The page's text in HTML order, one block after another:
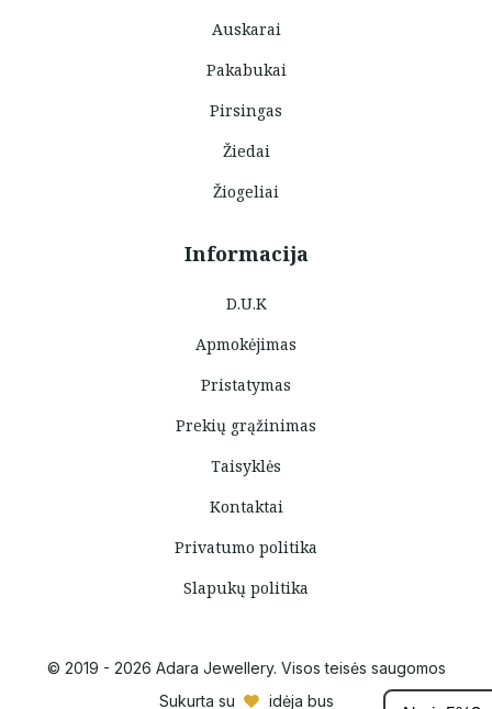
Auskarai
Pakabukai
Pirsingas
Žiedai
Žiogeliai
Informacija
D.U.K
Apmokėjimas
Pristatymas
Prekių grąžinimas
Taisyklės
Kontaktai
Privatumo politika
Slapukų politika
© 2019 - 2026 Adara Jewellery. Visos teisės saugomos
Sukurta su
idėja bus